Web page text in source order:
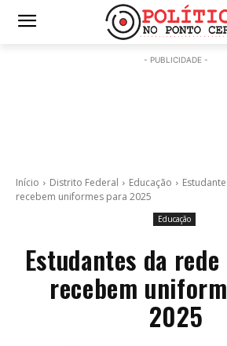
- PUBLICIDADE -
Início Distrito Federal Educação
recebem uniformes para 2025
Educação
Estudantes da
recebem
2025